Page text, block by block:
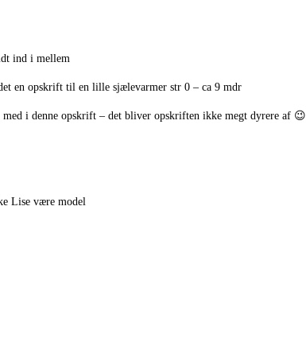
ind i mellem
en opskrift til en lille sjælevarmer str 0 – ca 9 mdr
med i denne opskrift – det bliver opskriften ikke megt dyrere af 😉
Lise være model